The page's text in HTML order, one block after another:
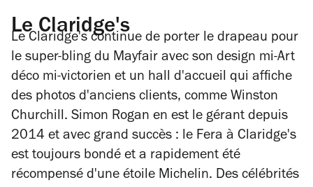
Le Claridge's
Le Claridge's continue de porter le drapeau pour
le super-bling du Mayfair avec son design mi-Art
déco mi-victorien et un hall d'accueil qui affiche
des photos d'anciens clients, comme Winston
Churchill. Simon Rogan en est le gérant depuis
2014 et avec grand succès : le Fera à Claridge's
est toujours bondé et a rapidement été
récompensé d'une étoile Michelin. Des célébrités